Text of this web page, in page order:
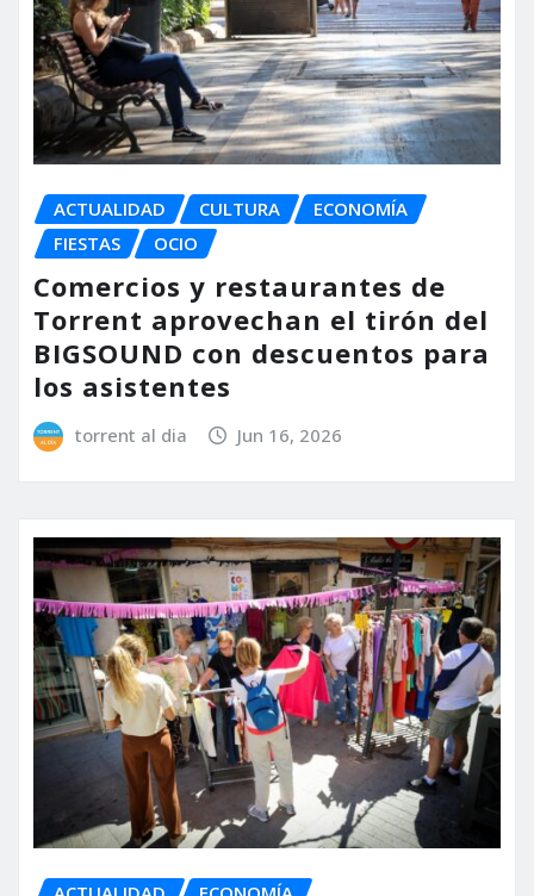
ACTUALIDAD CULTURA
ECONOMÍA
FIESTAS
OCIO
Comercios y restaurantes de
Torrent aprovechan el tirón del
BIGSOUND con descuentos para
los asistentes
torrent al dia Jun 16, 2026